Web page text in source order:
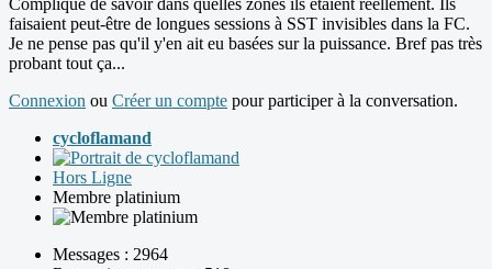
faisaient peut-être de longues sessions à SST invisibles dans la FC.
Je ne pense pas qu'il y'en ait eu basées sur la puissance. Bref pas très
probant tout ça...
Connexion ou Créer un compte pour participer à la conversation.
cycloflamand
Hors Ligne
Membre platinium
Messages : 2964